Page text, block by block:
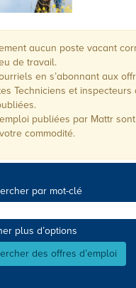
aucun poste vacant
de travail.
en s’abonnant aux
Techniciens et inspecteurs
publiées par Mattr
commodité.
par mot-clé
plus d’options